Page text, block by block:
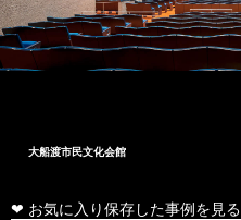
大船渡市民文化会館
❤ お気に入り保存した事例を見る